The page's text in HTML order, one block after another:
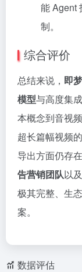
能 Agent
制。
综合评价
总结来说， 即
模型与高度集
本概念到音视
超长篇幅视频
导出方面仍存
告营销团队以及
极其完整、生
案。
数据评估